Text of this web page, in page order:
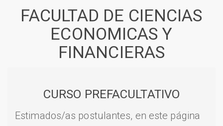
FACULTAD DE CIENCIAS
ECONOMICAS Y
FINANCIERAS
CURSO PREFACULTATIVO
Estimados/as postulantes, en este página